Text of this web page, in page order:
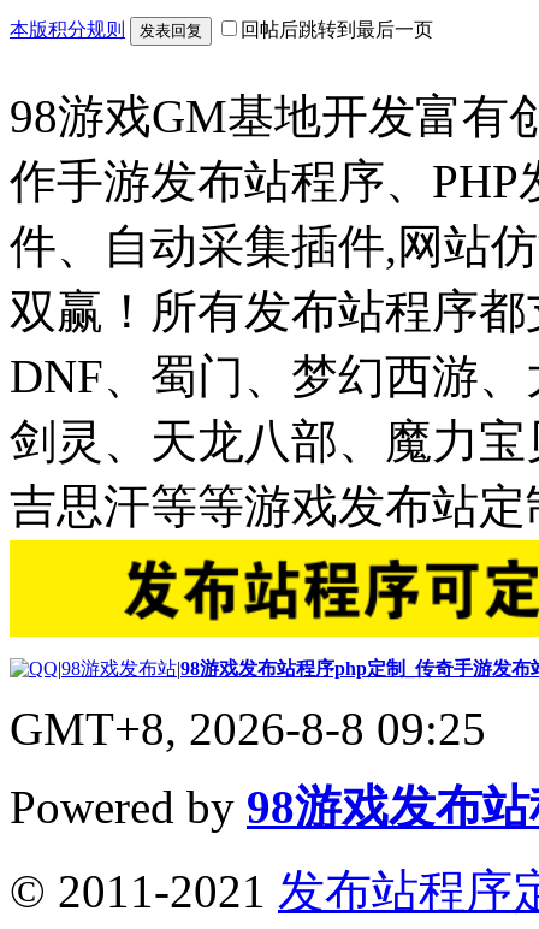
本版积分规则 发表回复 回帖后跳转到最后一页
98游戏GM基地开发富有
作手游发布站程序、
件、自动采集插件,网站
双赢！所有发布站程序
DNF、蜀门、梦幻西游
剑灵、天龙八部、魔力
吉思汗等等游戏发布站定
|98游戏发布站|98游戏发布站程序php定制_传奇手游发
GMT+8, 2026-8-8 09:25
Powered by 98游戏发布
© 2011-2021 发布站程序